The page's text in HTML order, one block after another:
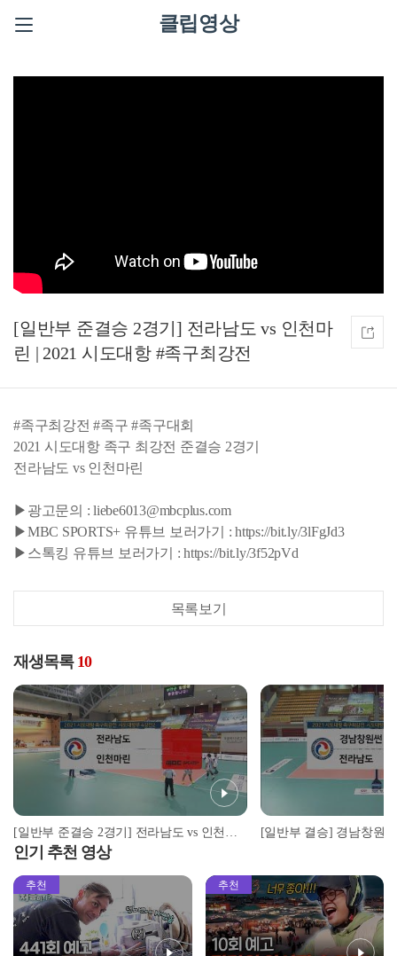
클립영상
[일반부 준결승 2경기] 전라남도 vs 인천마
린 | 2021 시도대항 #족구최강전
#족구최강전 #족구 #족구대회
2021 시도대항 족구 최강전 준결승 2경기
전라남도 vs 인천마린
▶광고문의 : liebe6013@mbcplus.com
▶MBC SPORTS+ 유튜브 보러가기 : https://bit.ly/3lFgJd3
▶스톡킹 유튜브 보러가기 : https://bit.ly/3f52pVd
목록보기
재생목록 10
[일반부 준결승 2경기] 전라남도 vs 인천마린 | 2021 시도대항 #족구최강전
인기 추천 영상
추천 추천